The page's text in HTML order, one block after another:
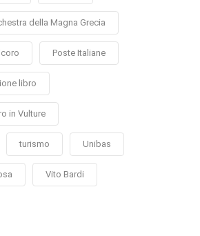
della Magna Grecia
Poste Italiane
libro
in Vulture
turismo Unibas
Vito Bardi